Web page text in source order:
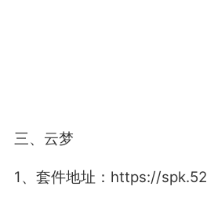
三、云梦
1、套件地址：https://